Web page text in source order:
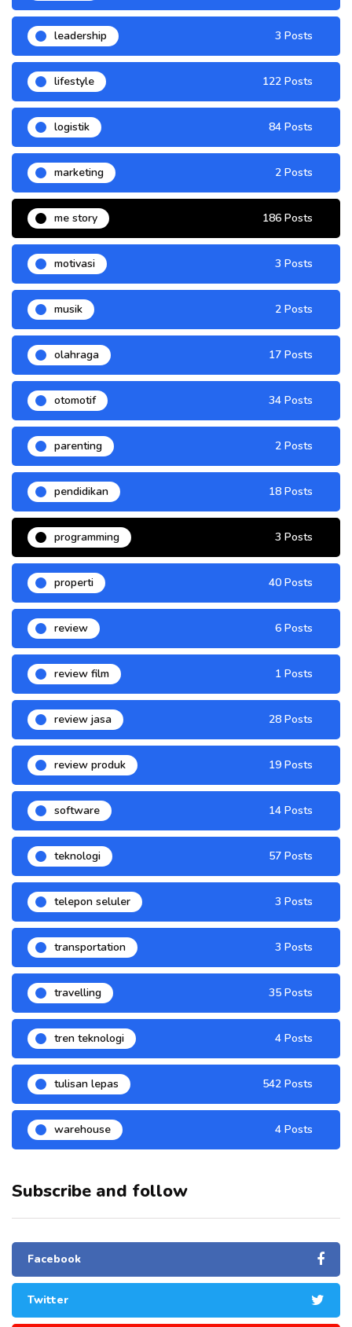
leadership 3 Posts
lifestyle 122 Posts
logistik 84 Posts
marketing 2 Posts
me story 186 Posts
motivasi 3 Posts
musik 2 Posts
olahraga 17 Posts
otomotif 34 Posts
parenting 2 Posts
pendidikan 18 Posts
programming 3 Posts
properti 40 Posts
review 6 Posts
review film 1 Posts
review jasa 28 Posts
review produk 19 Posts
software 14 Posts
teknologi 57 Posts
telepon seluler 3 Posts
transportation 3 Posts
travelling 35 Posts
tren teknologi 4 Posts
tulisan lepas 542 Posts
warehouse 4 Posts
Subscribe and follow
Facebook
Twitter